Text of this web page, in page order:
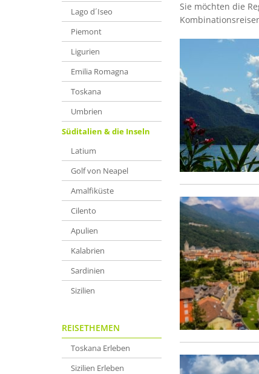
Lago d´Iseo
Piemont
Ligurien
Emilia Romagna
Toskana
Umbrien
Süditalien & die Inseln
Latium
Golf von Neapel
Amalfiküste
Cilento
Apulien
Kalabrien
Sardinien
Sizilien
REISETHEMEN
Toskana Erleben
Sizilien Erleben
Sie möchten die